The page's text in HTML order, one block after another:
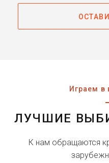
Играем в
ЛУЧШИЕ
К нам обращаются